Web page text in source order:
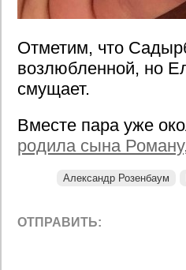
Отметим, что
возлюбленной, но
смущает.
Вместе пара уже
родила сына
Александр Розенбаум
ОТПРАВИТЬ: